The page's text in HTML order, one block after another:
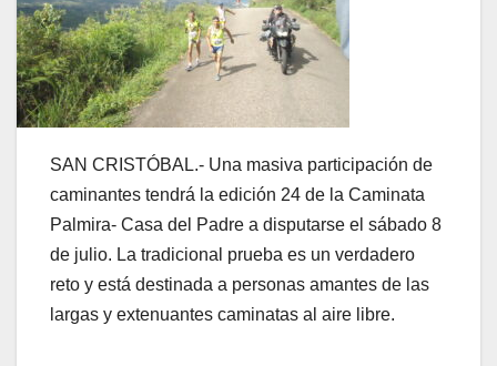
SAN CRISTÓBAL.- Una masiva participación de
caminantes tendrá la edición 24 de la Caminata
Palmira- Casa del Padre a disputarse el sábado 8
de julio. La tradicional prueba es un verdadero
reto y está destinada a personas amantes de las
largas y extenuantes caminatas al aire libre.